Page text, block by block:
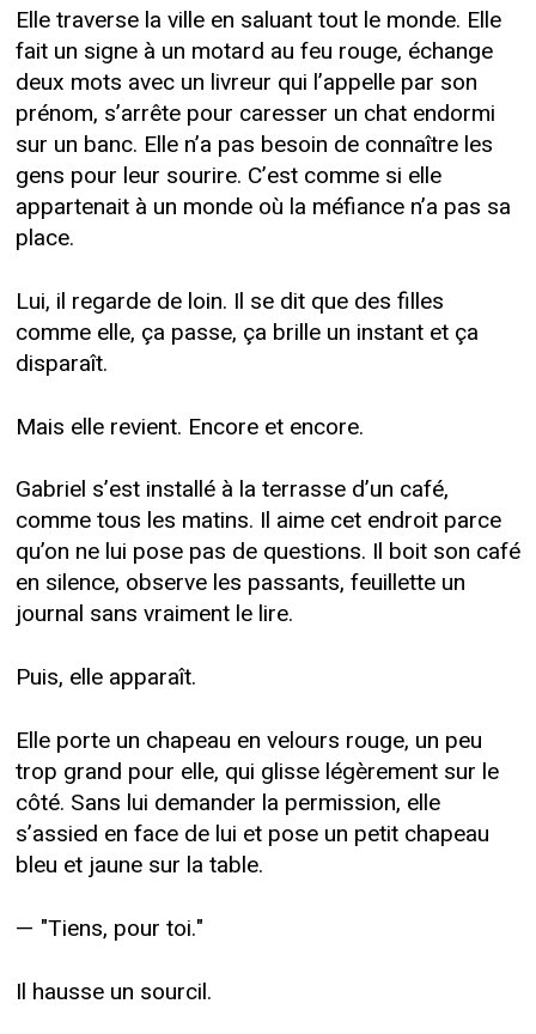
Elle traverse la ville en saluant tout le monde. Elle
fait un signe à un motard au feu rouge, échange
deux mots avec un livreur qui l’appelle par son
prénom, s’arrête pour caresser un chat endormi
sur un banc. Elle n’a pas besoin de connaître les
gens pour leur sourire. C’est comme si elle
appartenait à un monde où la méfiance n’a pas sa
place.
Lui, il regarde de loin. Il se dit que des filles
comme elle, ça passe, ça brille un instant et ça
disparaît.
Mais elle revient. Encore et encore.
Gabriel s’est installé à la terrasse d’un café,
comme tous les matins. Il aime cet endroit parce
qu’on ne lui pose pas de questions. Il boit son café
en silence, observe les passants, feuillette un
journal sans vraiment le lire.
Puis, elle apparaît.
Elle porte un chapeau en velours rouge, un peu
trop grand pour elle, qui glisse légèrement sur le
côté. Sans lui demander la permission, elle
s’assied en face de lui et pose un petit chapeau
bleu et jaune sur la table.
— "Tiens, pour toi."
Il hausse un sourcil.